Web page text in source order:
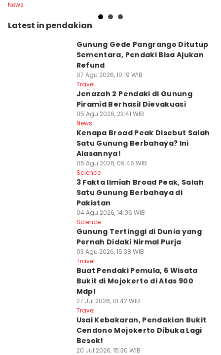
News
Latest in pendakian
Gunung Gede Pangrango Ditutup
Sementara, Pendaki Bisa Ajukan
Refund
07 Agu 2026, 10:19 WIB
Travel
Jenazah 2 Pendaki di Gunung
Piramid Berhasil Dievakuasi
05 Agu 2026, 23:41 WIB
News
Kenapa Broad Peak Disebut Salah
Satu Gunung Berbahaya? Ini
Alasannya!
05 Agu 2026, 09:46 WIB
Science
3 Fakta Ilmiah Broad Peak, Salah
Satu Gunung Berbahaya di
Pakistan
04 Agu 2026, 14:06 WIB
Science
Gunung Tertinggi di Dunia yang
Pernah Didaki Nirmal Purja
03 Agu 2026, 15:38 WIB
Travel
Buat Pendaki Pemula, 6 Wisata
Bukit di Mojokerto di Atas 900
Mdpl
27 Jul 2026, 10:42 WIB
Travel
Usai Kebakaran, Pendakian Bukit
Cendono Mojokerto Dibuka Lagi
Besok!
20 Jul 2026, 15:30 WIB